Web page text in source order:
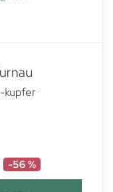
kupfer
-56 %